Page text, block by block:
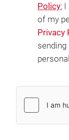
Policy;
of my
Privacy